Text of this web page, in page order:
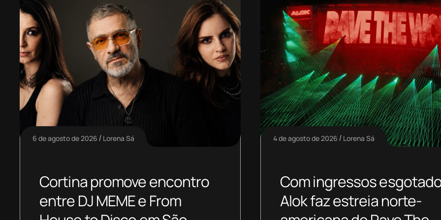
6 de agosto de 2026 Lorena Sá
Cortina promove encontro
entre DJ MEME e From
4 de agosto de 2026 Lorena Sá
Com ingressos
Alok faz estreia norte-